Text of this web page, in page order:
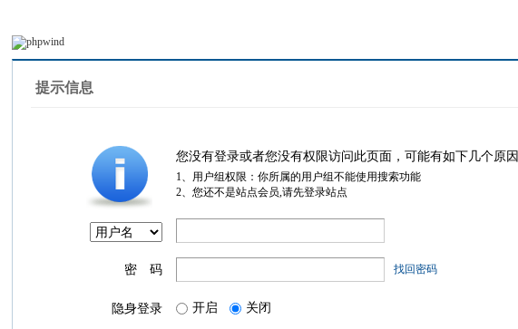
提示信息
您没有登录或者您没有权限访问此页面，可能有如下几个原因
1、用户组权限：你所属的用户组不能使用搜索功能
2、您还不是站点会员,请先登录站点
密 码 找回密码
隐身登录 开启 关闭